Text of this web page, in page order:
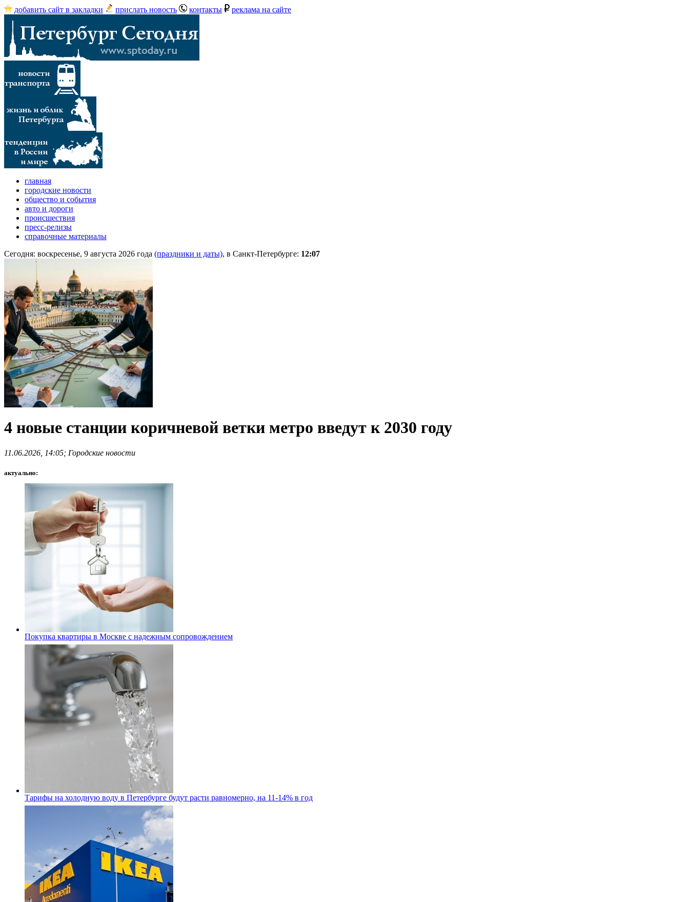
добавить сайт в закладки прислать новость контакты реклама на сайте
главная
городские новости
общество и события
авто и дороги
происшествия
пресс-релизы
справочные материалы
Сегодня: воскресенье, 9 августа 2026 года (праздники и даты), в Санкт-Петербурге: 12:07
4 новые станции коричневой ветки метро введут к 2030 году
11.06.2026, 14:05; Городские новости
актуально:
Покупка квартиры в Москве с надежным сопровождением
Тарифы на холодную воду в Петербурге будут расти равномерно, на 11-14% в год